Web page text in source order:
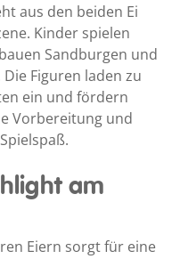
aus den beiden Ei
Kinder spielen
Sandburgen und
Figuren laden zu
ein und fördern
Vorbereitung und
am
Eiern sorgt für eine